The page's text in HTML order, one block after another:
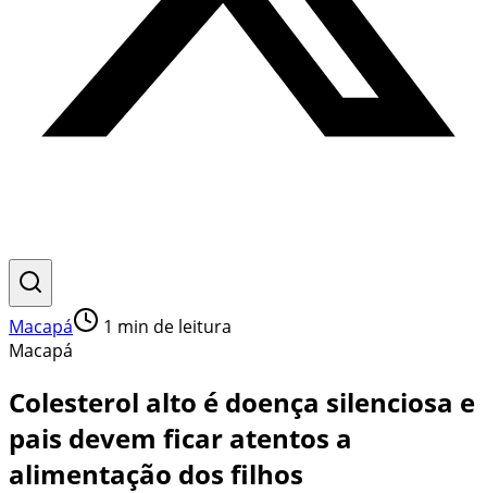
Macapá 1 min de leitura
Macapá
Colesterol alto é doença silenciosa e
pais devem ficar atentos a
alimentação dos filhos